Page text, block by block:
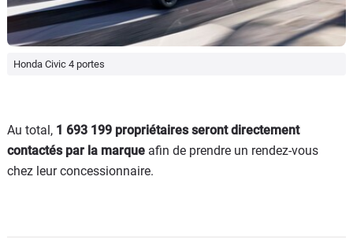
Honda Civic 4 portes
Au total, 1 693 199 propriétaires seront directement
contactés par la marque afin de prendre un rendez-vous
chez leur concessionnaire.